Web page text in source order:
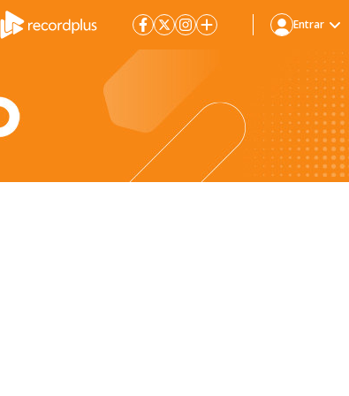
Entrar